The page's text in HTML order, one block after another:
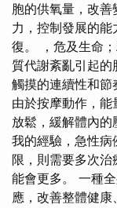
胞的供氧量，改
力，控制發展的
復。 ，危及生命
質代謝紊亂引起的
觸摸的連續性和節
由於按摩動作，能
放鬆，緩解體內的
我的經驗，急性
限，則需要多次
能會更多。 一種
應，改善整體健